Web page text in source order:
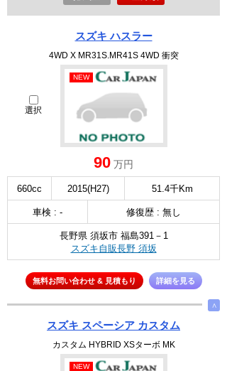
スズキ ハスラー
4WD X MR31S.MR41S 4WD 衝突
選択
NEW
90 万円
660cc 2015(H27) 51.4千Km
車検 : - 修復歴 : 無し
長野県 須坂市 福島391－1
スズキ自販長野 須坂
無料お問い合わせ & 見積もり 詳細を見る
∧
スズキ スペーシア カスタム
カスタム HYBRID XSターボ MK
NEW